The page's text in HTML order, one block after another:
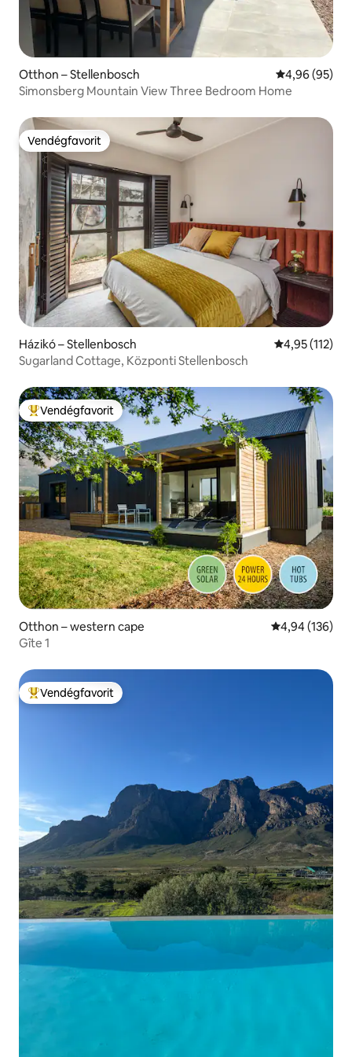
Otthon – Stellenbosch Átlagos
4,96 (95)
Simonsberg Mountain View Three Bedroom Home
Vendégfavorit
Vendégfavorit
Házikó – Stellenbosch Átlagos
4,95 (112)
Sugarland Cottage, Központi Stellenbosch
Kiemelt vendégfavorit
Vendégfavorit
Otthon – western cape Átlagos
4,94 (136)
Gîte 1
Kiemelt vendégfavorit
Vendégfavorit